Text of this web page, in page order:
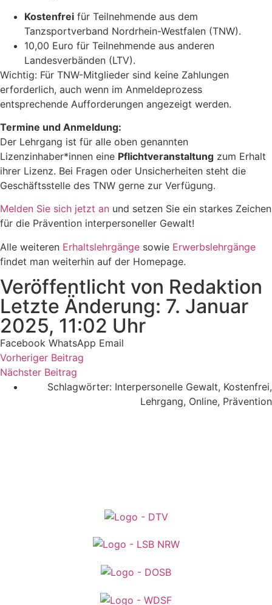
Kostenfrei für Teilnehmende aus dem
Tanzsportverband Nordrhein-Westfalen (TNW).
10,00 Euro für Teilnehmende aus anderen
Landesverbänden (LTV).
Wichtig: Für TNW-Mitglieder sind keine Zahlungen
erforderlich, auch wenn im Anmeldeprozess
entsprechende Aufforderungen angezeigt werden.
Termine und Anmeldung:
Der Lehrgang ist für alle oben genannten
Lizenzinhaber*innen eine Pflichtveranstaltung zum Erhalt
ihrer Lizenz. Bei Fragen oder Unsicherheiten steht die
Geschäftsstelle des TNW gerne zur Verfügung.
Melden Sie sich jetzt an und setzen Sie ein starkes Zeichen
für die Prävention interpersoneller Gewalt!
Alle weiteren Erhaltslehrgänge sowie Erwerbslehrgänge
findet man weiterhin auf der Homepage.
Veröffentlicht von Redaktion
Letzte Änderung: 7. Januar
2025, 11:02 Uhr
Facebook WhatsApp Email
Vorheriger Beitrag
Nächster Beitrag
Schlagwörter: Interpersonelle Gewalt, Kostenfrei,
Lehrgang, Online, Prävention